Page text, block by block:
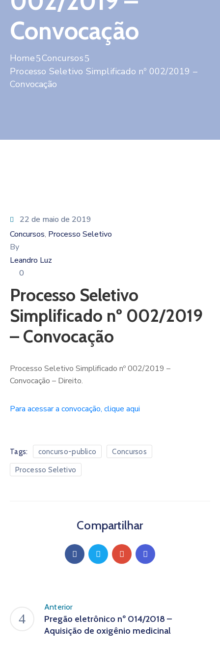
Convocação
Home
Concursos
Processo Seletivo Simplificado nº 002/2019 –
Convocação
22 de maio de 2019
Concursos‚ Processo Seletivo
By
Leandro Luz
0
Processo Seletivo
Simplificado nº 002/2019
– Convocação
Processo Seletivo Simplificado nº 002/2019 –
Convocação – Direito.
Para acessar a convocação, clique aqui
Tags: concurso-publico Concursos
Processo Seletivo
Compartilhar
Anterior
Pregão eletrônico nº 014/2018 –
Aquisição de oxigênio medicinal